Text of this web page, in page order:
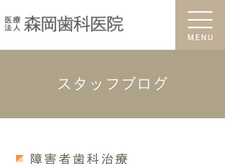
スタッフブログ
障害者歯科治療